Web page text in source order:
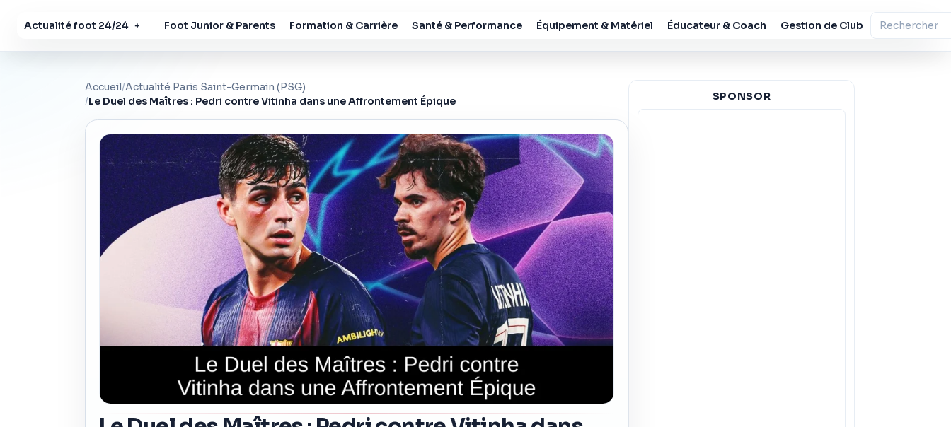
Actualité foot 24/24 + Foot Junior & Parents Formation & Carrière Santé & Performance Équipement & Matériel Éducateur & Coach Gestion de Club
Accueil/Actualité Paris Saint-Germain (PSG)
/Le Duel des Maîtres : Pedri contre Vitinha dans une Affrontement Épique SPONSOR